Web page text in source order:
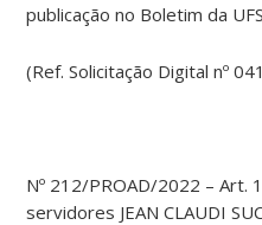
publicação no Boletim da
(Ref. Solicitação Digital nº
Nº 212/PROAD/2022 – Art.
servidores JEAN CLAUDI